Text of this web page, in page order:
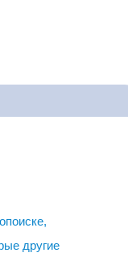
другие